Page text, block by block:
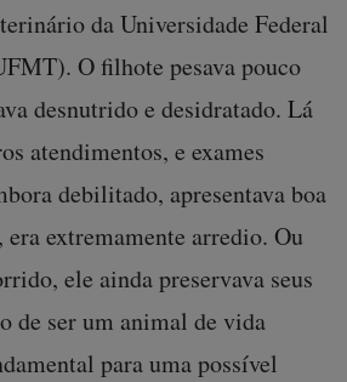
da Universidade Federal
O filhote pesava pouco
desnutrido e desidratado. Lá
atendimentos, e exames
debilitado, apresentava boa
extremamente arredio. Ou
ele ainda preservava seus
de ser um animal de vida
para uma possível